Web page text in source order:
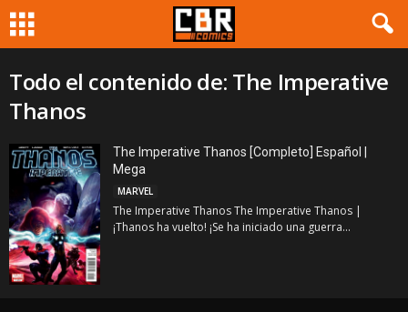
Todo el contenido de: The Imperative
Thanos
The Imperative Thanos [Completo] Español |
Mega
MARVEL
The Imperative Thanos The Imperative Thanos |
¡Thanos ha vuelto! ¡Se ha iniciado una guerra...